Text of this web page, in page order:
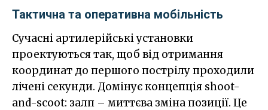
Тактична та оперативна мобільність
Сучасні артилерійські установки
проектуються так, щоб від отримання
координат до першого пострілу проходили
лічені секунди. Домінує концепція shoot-
and-scoot: залп – миттєва зміна позиції. Це